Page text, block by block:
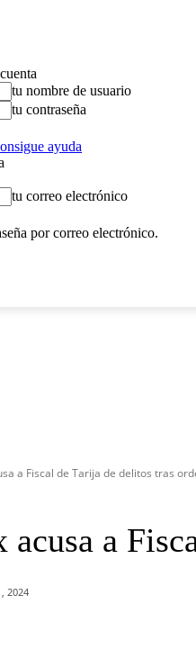
tu nombre de usuario
tu contraseña
ayuda
tu correo electrónico
por correo electrónico.
a Fiscal de Tarija de delitos tras
acusa a
2024